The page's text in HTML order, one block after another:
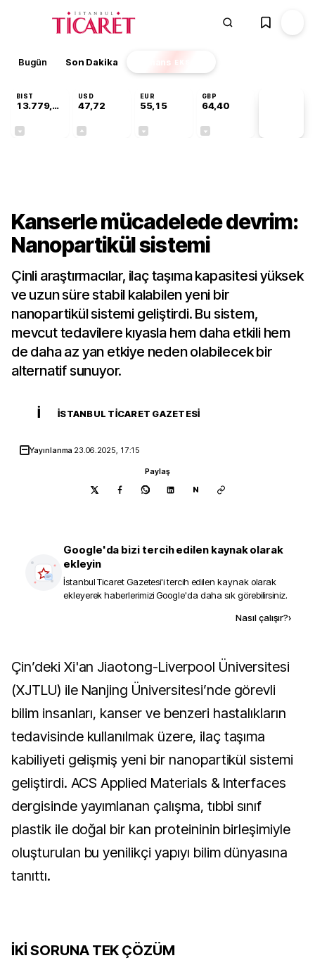
Bugün Son Dakika Finans EKSTRA
BIST
13.779,39
USD
47,72
EUR
55,15
GBP
64,40
Kanserle mücadelede devrim:
Nanopartikül sistemi
Çinli araştırmacılar, ilaç taşıma kapasitesi yüksek
ve uzun süre stabil kalabilen yeni bir
nanopartikül sistemi geliştirdi. Bu sistem,
mevcut tedavilere kıyasla hem daha etkili hem
de daha az yan etkiye neden olabilecek bir
alternatif sunuyor.
İ İSTANBUL TICARET GAZETESI
Yayınlanma 23.06.2025, 17:15
Paylaş
N
Google'da bizi tercih edilen kaynak olarak
ekleyin
İstanbul Ticaret Gazetesi'i tercih edilen kaynak olarak
ekleyerek haberlerimizi Google'da daha sık görebilirsiniz.
Nasıl çalışır?›
Çin’deki Xi'an Jiaotong-Liverpool Üniversitesi
(XJTLU) ile Nanjing Üniversitesi’nde görevli
bilim insanları, kanser ve benzeri hastalıkların
tedavisinde kullanılmak üzere, ilaç taşıma
kabiliyeti gelişmiş yeni bir nanopartikül sistemi
geliştirdi. ACS Applied Materials & Interfaces
dergisinde yayımlanan çalışma, tıbbi sınıf
plastik ile doğal bir kan proteininin birleşimiyle
oluşturulan bu yenilikçi yapıyı bilim dünyasına
tanıttı.
İKİ SORUNA TEK ÇÖZÜM